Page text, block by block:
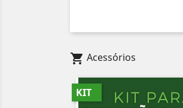
shopping_cart Acessórios
KIT